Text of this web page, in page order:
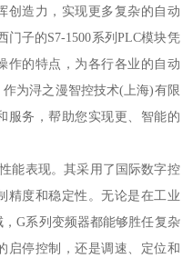
创造力，实现更多复杂的自动
门子的S7-1500系列PLC模块凭
作的特点，为各行各业的自动
为浔之漫智控技术(上海)有限
服务，帮助您实现更、智能的
表现。其采用了国际数字控
精度和稳定性。无论是在工业
G系列变频器都能够胜任复杂
启停控制，还是调速、定位和